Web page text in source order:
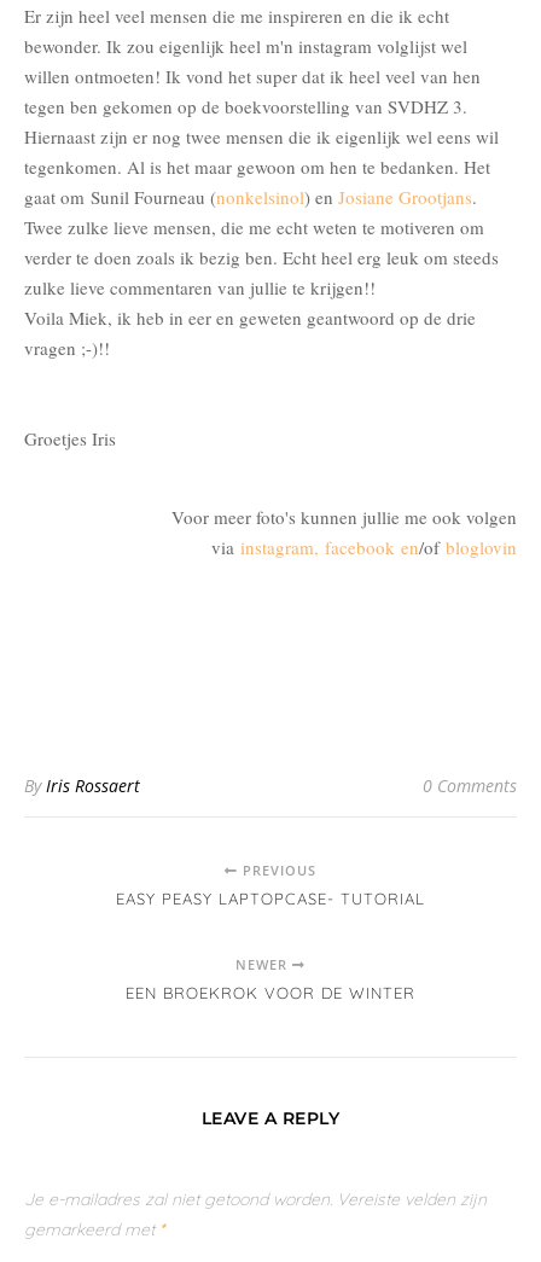
Er zijn heel veel mensen die me inspireren en die ik echt
bewonder. Ik zou eigenlijk heel m'n instagram volglijst wel
willen ontmoeten! Ik vond het super dat ik heel veel van hen
tegen ben gekomen op de boekvoorstelling van SVDHZ 3.
Hiernaast zijn er nog twee mensen die ik eigenlijk wel eens wil
tegenkomen. Al is het maar gewoon om hen te bedanken. Het
gaat om Sunil Fourneau (nonkelsinol) en Josiane Grootjans.
Twee zulke lieve mensen, die me echt weten te motiveren om
verder te doen zoals ik bezig ben. Echt heel erg leuk om steeds
zulke lieve commentaren van jullie te krijgen!!
Voila Miek, ik heb in eer en geweten geantwoord op de drie
vragen ;-)!!
Groetjes Iris
Voor meer foto's kunnen jullie me ook volgen
via instagram, facebook en/of bloglovin
By Iris Rossaert 0 Comments
PREVIOUS
EASY PEASY LAPTOPCASE- TUTORIAL
NEWER
EEN BROEKROK VOOR DE WINTER
LEAVE A REPLY
Je e-mailadres zal niet getoond worden. Vereiste velden zijn
gemarkeerd met *